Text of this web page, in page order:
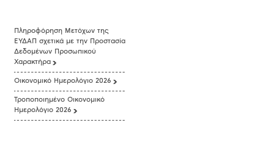
Πληροφόρηση Μετόχων της
ΕΥΔΑΠ σχετικά με την Προστασία
Δεδομένων Προσωπικού
Χαρακτήρα
Οικονομικό Ημερολόγιο 2026
Τροποποιημένο Οικονομικό
Ημερολόγιο 2026